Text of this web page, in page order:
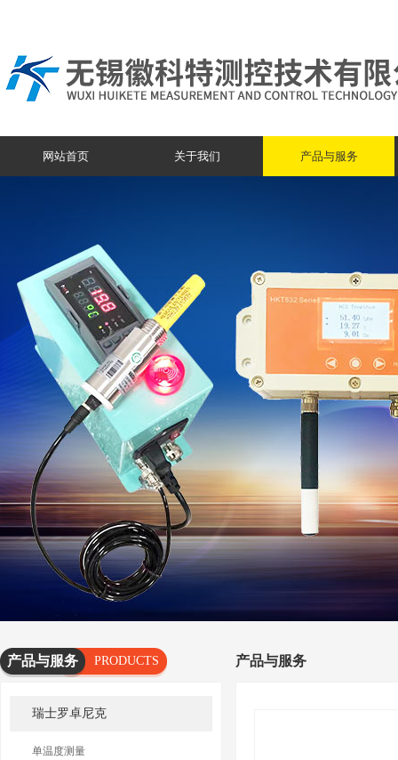
网站首页 关于我们 产品与服务
产品与服务
PRODUCTS
SERVICES
瑞士罗卓尼克
单温度测量
产品与服务